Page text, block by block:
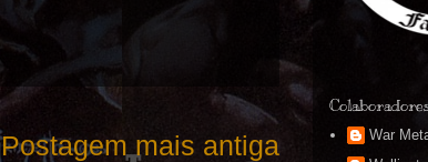
Postagem mais antiga
War